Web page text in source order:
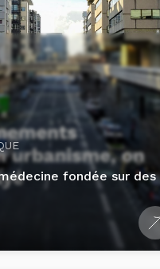
fondée sur des
3 min